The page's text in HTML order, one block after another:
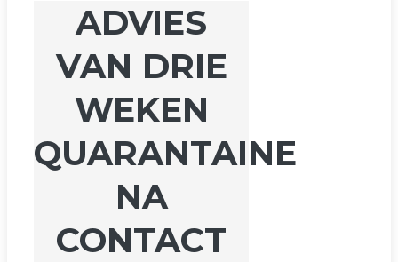
ADVIES
VAN DRIE
WEKEN
QUARANTAINE
NA
CONTACT